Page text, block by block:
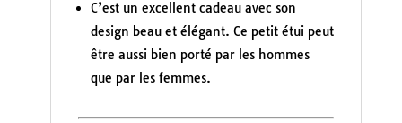
C’est un excellent cadeau avec son
design beau et élégant. Ce petit étui peut
être aussi bien porté par les hommes
que par les femmes.